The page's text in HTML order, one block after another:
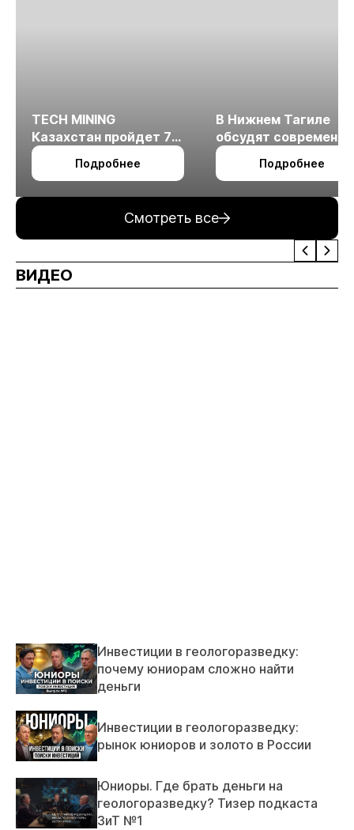
TECH MINING
Казахстан пройдет 7
октября в Алматы
Подробнее
В Нижнем Тагиле
обсудят
технологии
измельчения
Подробнее
Смотреть все
ВИДЕО
Инвестиции в геологоразведку:
почему юниорам сложно найти
деньги
Инвестиции в геологоразведку:
рынок юниоров и золото в России
Юниоры. Где брать деньги на
геологоразведку? Тизер подкаста
ЗиТ №1